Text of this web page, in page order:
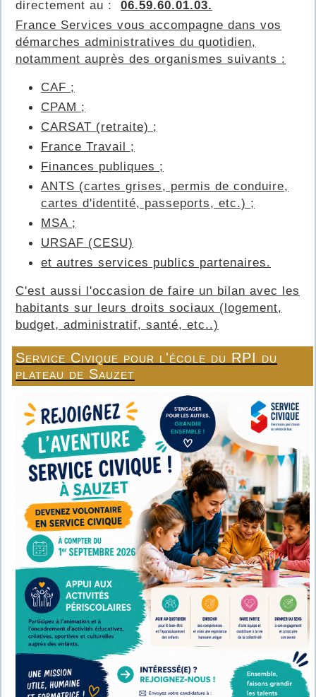
directement au : 06.59.60.01.03.
France Services vous accompagne dans vos
démarches administratives du quotidien,
notamment auprès des organismes suivants :
CAF ;
CPAM ;
CARSAT (retraite) ;
France Travail ;
Finances publiques ;
ANTS (cartes grises, permis de conduire,
cartes d'identité, passeports, etc.) ;
MSA ;
URSAF (CESU)
et autres services publics partenaires.
C'est aussi l'occasion de faire un bilan avec les
habitants sur leurs droits sociaux (logement,
budget, administratif, santé, etc..)
Service Civique pour l'école du RPI du
plateau de Sauzet